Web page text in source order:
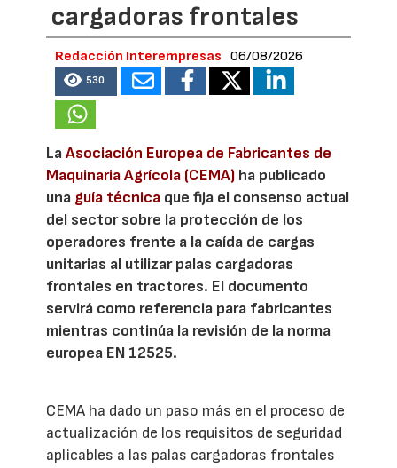
cargadoras frontales
Redacción Interempresas 06/08/2026
530
LaAsociación Europea de Fabricantes de
Maquinaria Agrícola (CEMA) ha publicado
una guía técnica que fija el consenso actual
del sector sobre la protección de los
operadores frente a la caída de cargas
unitarias al utilizar palas cargadoras
frontales en tractores. El documento
servirá como referencia para fabricantes
mientras continúa la revisión de la norma
europea EN 12525.
CEMA ha dado un paso más en el proceso de
actualización de los requisitos de seguridad
aplicables a las palas cargadoras frontales